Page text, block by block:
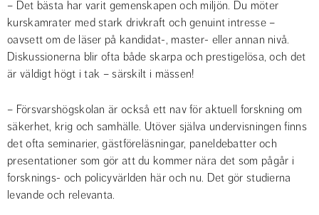
– Det bästa har varit gemenskapen och miljön. Du möter
kurskamrater med stark drivkraft och genuint intresse –
oavsett om de läser på kandidat-, master- eller annan nivå.
Diskussionerna blir ofta både skarpa och prestigelösa, och det
är väldigt högt i tak – särskilt i mässen!
– Försvarshögskolan är också ett nav för aktuell forskning om
säkerhet, krig och samhälle. Utöver själva undervisningen finns
det ofta seminarier, gästföreläsningar, paneldebatter och
presentationer som gör att du kommer nära det som pågår i
forsknings- och policyvärlden här och nu. Det gör studierna
levande och relevanta.